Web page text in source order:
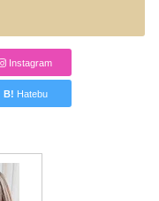
Instagram
B! Hatebu